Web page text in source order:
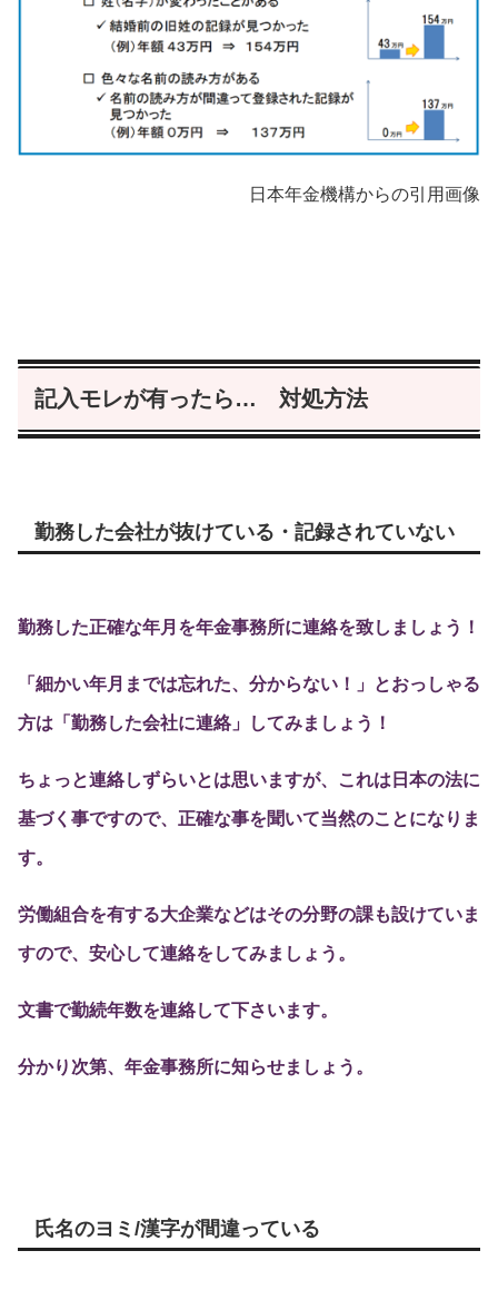
日本年金機構からの引用画像
記入モレが有ったら… 対処方法
勤務した会社が抜けている・記録されていない
勤務した正確な年月を年金事務所に連絡を致しましょう！
「細かい年月までは忘れた、分からない！」とおっしゃる
方は「勤務した会社に連絡」してみましょう！
ちょっと連絡しずらいとは思いますが、これは日本の法に
基づく事ですので、正確な事を聞いて当然のことになりま
す。
労働組合を有する大企業などはその分野の課も設けていま
すので、安心して連絡をしてみましょう。
文書で勤続年数を連絡して下さいます。
分かり次第、年金事務所に知らせましょう。
氏名のヨミ/漢字が間違っている